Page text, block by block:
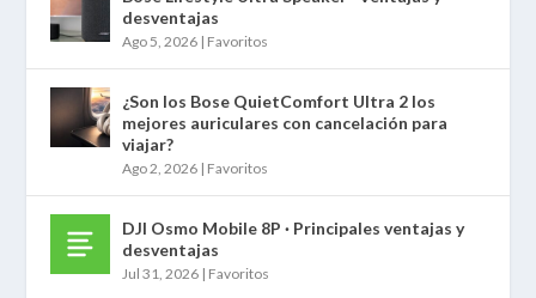
desventajas
Ago 5, 2026 | Favoritos
¿Son los Bose QuietComfort Ultra 2 los
mejores auriculares con cancelación para
viajar?
Ago 2, 2026 | Favoritos
DJI Osmo Mobile 8P · Principales ventajas y
desventajas
Jul 31, 2026 | Favoritos